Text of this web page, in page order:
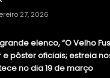
27, 2026
elenco, “O Velho
e pôster oficiais; estreia
no dia 19 de março